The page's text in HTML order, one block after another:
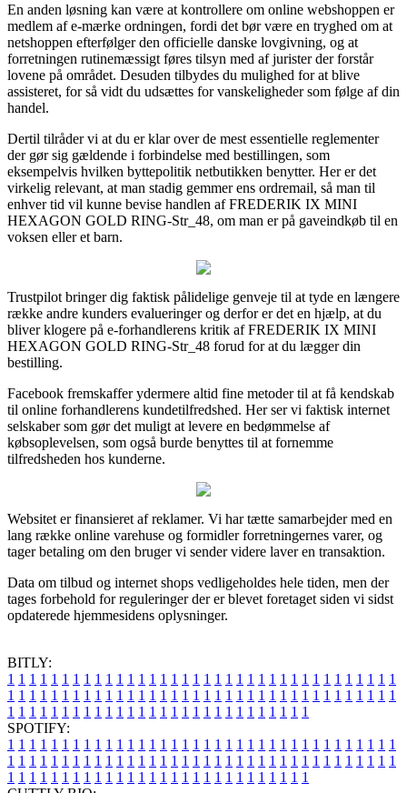
En anden løsning kan være at kontrollere om online webshoppen er
medlem af e-mærke ordningen, fordi det bør være en tryghed om at
netshoppen efterfølger den officielle danske lovgivning, og at
forretningen rutinemæssigt føres tilsyn med af jurister der forstår
lovene på området. Desuden tilbydes du mulighed for at blive
assisteret, for så vidt du udsættes for vanskeligheder som følge af din
handel.
Dertil tilråder vi at du er klar over de mest essentielle reglementer
der gør sig gældende i forbindelse med bestillingen, som
eksempelvis hvilken byttepolitik netbutikken benytter. Her er det
virkelig relevant, at man stadig gemmer ens ordremail, så man til
enhver tid vil kunne bevise handlen af FREDERIK IX MINI
HEXAGON GOLD RING-Str_48, om man er på gaveindkøb til en
voksen eller et barn.
Trustpilot bringer dig faktisk pålidelige genveje til at tyde en længere
række andre kunders evalueringer og derfor er det en hjælp, at du
bliver klogere på e-forhandlerens kritik af FREDERIK IX MINI
HEXAGON GOLD RING-Str_48 forud for at du lægger din
bestilling.
Facebook fremskaffer ydermere altid fine metoder til at få kendskab
til online forhandlerens kundetilfredshed. Her ser vi faktisk internet
selskaber som gør det muligt at levere en bedømmelse af
købsoplevelsen, som også burde benyttes til at fornemme
tilfredsheden hos kunderne.
Websitet er finansieret af reklamer. Vi har tætte samarbejder med en
lang række online varehuse og formidler forretningernes varer, og
tager betaling om den bruger vi sender videre laver en transaktion.
Data om tilbud og internet shops vedligeholdes hele tiden, men der
tages forbehold for reguleringer der er blevet foretaget siden vi sidst
opdaterede hjemmesidens oplysninger.
BITLY:
1 1 1 1 1 1 1 1 1 1 1 1 1 1 1 1 1 1 1 1 1 1 1 1 1 1 1 1 1 1 1 1 1 1 1 1
1 1 1 1 1 1 1 1 1 1 1 1 1 1 1 1 1 1 1 1 1 1 1 1 1 1 1 1 1 1 1 1 1 1 1 1
1 1 1 1 1 1 1 1 1 1 1 1 1 1 1 1 1 1 1 1 1 1 1 1 1 1 1 1
SPOTIFY:
1 1 1 1 1 1 1 1 1 1 1 1 1 1 1 1 1 1 1 1 1 1 1 1 1 1 1 1 1 1 1 1 1 1 1 1
1 1 1 1 1 1 1 1 1 1 1 1 1 1 1 1 1 1 1 1 1 1 1 1 1 1 1 1 1 1 1 1 1 1 1 1
1 1 1 1 1 1 1 1 1 1 1 1 1 1 1 1 1 1 1 1 1 1 1 1 1 1 1 1